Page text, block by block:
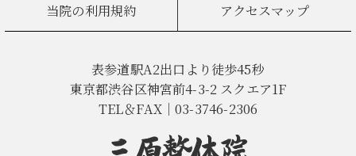
当院の利用規約 アクセスマップ
表参道駅A2出口より徒歩45秒
東京都渋谷区神宮前4-3-2 スクエア1F
TEL＆FAX｜03-3746-2306